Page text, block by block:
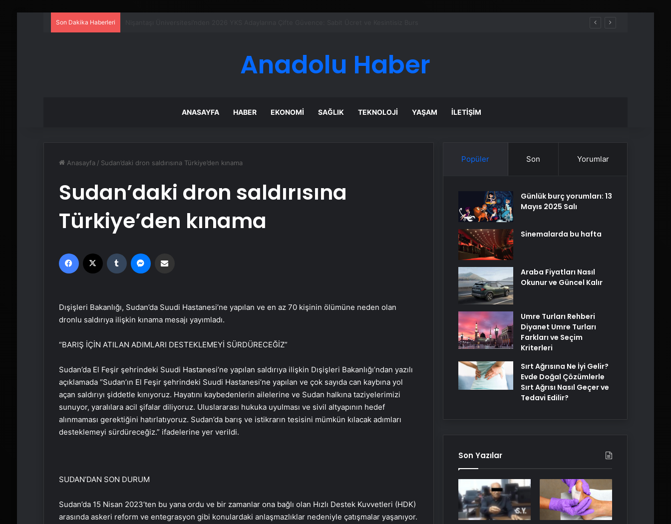
Son Dakika Haberleri
Anadolu Haber
ANASAYFA HABER EKONOMI SAĞLIK TEKNOLOJI YAŞAM İLETIŞIM
Anasayfa / Sudan’daki dron saldırısına Türkiye’den kınama
Sudan’daki dron saldırısına
Türkiye’den kınama
Facebook Tumblr
Dışişleri Bakanlığı, Sudan’da Suudi Hastanesi’ne yapılan ve en az 70 kişinin ölümüne neden olan
dronlu saldırıya ilişkin kınama mesajı yayımladı.
“BARIŞ İÇİN ATILAN ADIMLARI DESTEKLEMEYİ SÜRDÜRECEĞİZ”
Sudan’da El Feşir şehrindeki Suudi Hastanesi’ne yapılan saldırıya ilişkin Dışişleri Bakanlığı’ndan yazılı
açıklamada “Sudan’ın El Feşir şehrindeki Suudi Hastanesi’ne yapılan ve çok sayıda can kaybına yol
açan saldırıyı şiddetle kınıyoruz. Hayatını kaybedenlerin ailelerine ve Sudan halkına taziyelerimizi
sunuyor, yaralılara acil şifalar diliyoruz. Uluslararası hukuka uyulması ve sivil altyapının hedef
alınmaması gerektiğini hatırlatıyoruz. Sudan’da barış ve istikrarın tesisini mümkün kılacak adımları
desteklemeyi sürdüreceğiz.” ifadelerine yer verildi.
SUDAN’DAN SON DURUM
Sudan’da 15 Nisan 2023’ten bu yana ordu ve bir zamanlar ona bağlı olan Hızlı Destek Kuvvetleri (HDK)
arasında askeri reform ve entegrasyon gibi konulardaki anlaşmazlıklar nedeniyle çatışmalar yaşanıyor.
Popüler Son Yorumlar
Günlük burç yorumları: 13
Mayıs 2025 Salı
Sinemalarda bu hafta
Araba Fiyatları Nasıl
Okunur ve Güncel Kalır
Umre Turları Rehberi
Diyanet Umre Turları
Farkları ve Seçim
Kriterleri
Sırt Ağrısına Ne İyi Gelir?
Evde Doğal Çözümlerle
Sırt Ağrısı Nasıl Geçer ve
Tedavi Edilir?
Son Yazılar